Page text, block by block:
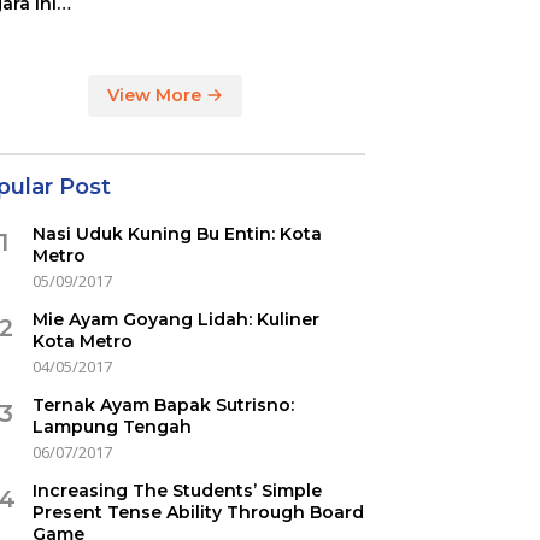
View More
Post
Nasi Uduk Kuning Bu Entin: Kota
Metro
05/09/2017
Mie Ayam Goyang Lidah: Kuliner
Kota Metro
04/05/2017
Ternak Ayam Bapak Sutrisno:
Lampung Tengah
06/07/2017
Increasing The Students’ Simple
Present Tense Ability Through Board
Game